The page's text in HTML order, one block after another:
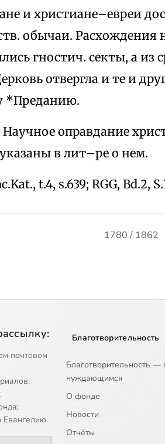
и христиане–евреи
обычаи. Расхождения
гностич. секты, а
отвергла и те и
*Преданию.
оправдание
в лит–ре о нем.
t.4, s.639; RGG, Вd.2,
1780 / 1862
почтовом
Благотворительность
Благотворительность —
нуждающимся
О фонде
Новости
Отчёты